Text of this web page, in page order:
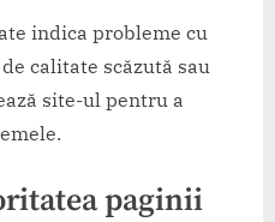
indica probleme cu
calitate scăzută sau
site-ul pentru a
paginii